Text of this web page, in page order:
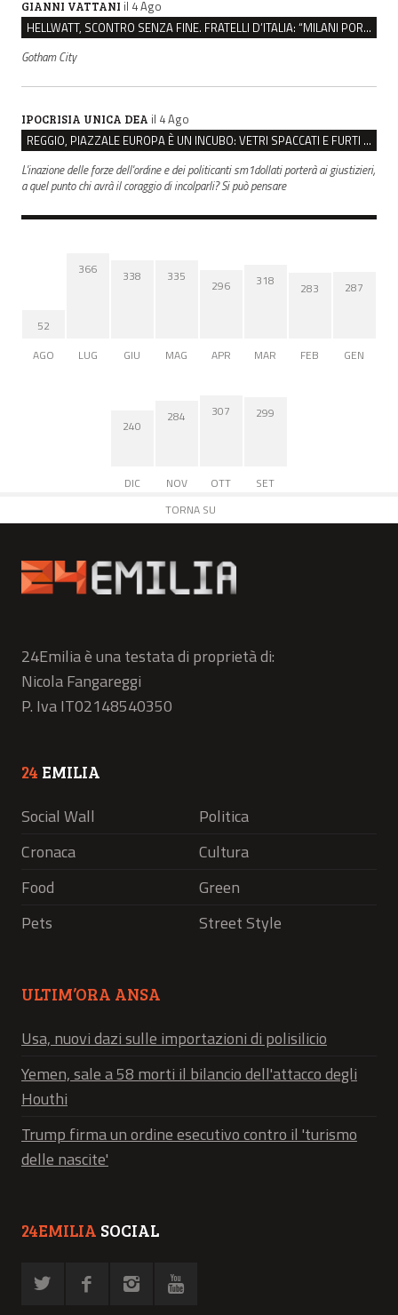
GIANNI VATTANI il 4 Ago
HELLWATT, SCONTRO SENZA FINE. FRATELLI D’ITALIA: “MILANI PORTA DOCUMENTI, DE FRANCO INSULTI”
Gotham City
IPOCRISIA UNICA DEA il 4 Ago
REGGIO, PIAZZALE EUROPA È UN INCUBO: VETRI SPACCATI E FURTI SULLE AUTO IN SOSTA
L'inazione delle forze dell'ordine e dei politicanti sm1dollati porterà ai giustizieri,
a quel punto chi avrà il coraggio di incolparli? Si può pensare
52
AGO
366
LUG
338
GIU
335
MAG
296
APR
318
MAR
283
FEB
287
GEN
240
DIC
284
NOV
307
OTT
299
SET
TORNA SU
24Emilia è una testata di proprietà di:
Nicola Fangareggi
P. Iva IT02148540350
24 EMILIA
Social Wall
Politica
Cronaca
Cultura
Food
Green
Pets
Street Style
ULTIM’ORA ANSA
Usa, nuovi dazi sulle importazioni di polisilicio
Yemen, sale a 58 morti il bilancio dell'attacco degli
Houthi
Trump firma un ordine esecutivo contro il 'turismo
delle nascite'
24EMILIA SOCIAL